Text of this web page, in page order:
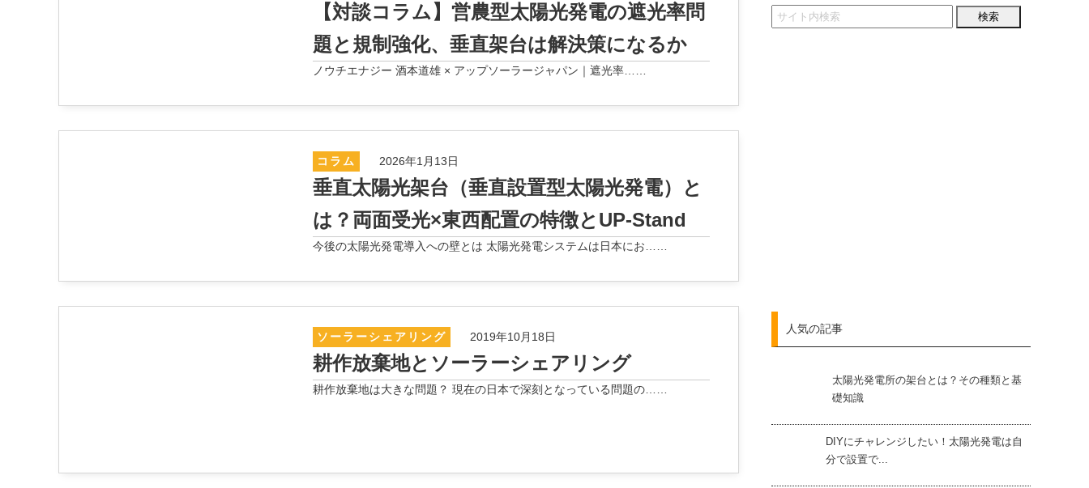
【対談コラム】営農型太陽光発電の遮光率問
題と規制強化、垂直架台は解決策になるか
ノウチエナジー 酒本道雄 × アップソーラージャパン｜遮光率……
コラム 2026年1月13日
垂直太陽光架台（垂直設置型太陽光発電）と
は？両面受光×東西配置の特徴とUP-Stand
今後の太陽光発電導入への壁とは 太陽光発電システムは日本にお……
ソーラーシェアリング 2019年10月18日
耕作放棄地とソーラーシェアリング
耕作放棄地は大きな問題？ 現在の日本で深刻となっている問題の……
人気の記事
太陽光発電所の架台とは？その種類と基
礎知識
DIYにチャレンジしたい！太陽光発電は自
分で設置で...